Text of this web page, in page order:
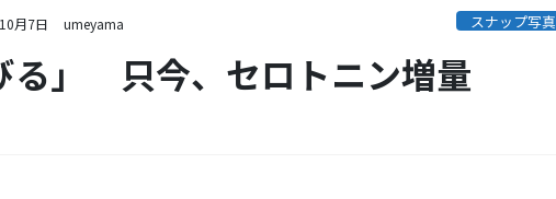
月7日 umeyama スナップ写真
る」 只今、セロトニン増量